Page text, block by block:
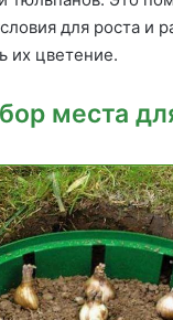
для роста и
их цветение.
места